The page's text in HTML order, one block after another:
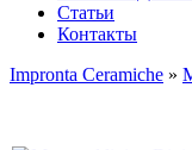
Статьи
Контакты
Impronta Ceramiche »